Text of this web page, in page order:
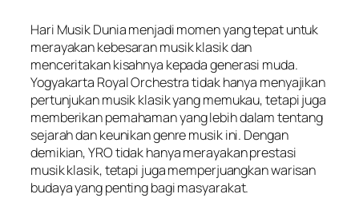
Hari Musik Dunia menjadi momen yang tepat untuk
merayakan kebesaran musik klasik dan
menceritakan kisahnya kepada generasi muda.
Yogyakarta Royal Orchestra tidak hanya menyajikan
pertunjukan musik klasik yang memukau, tetapi juga
memberikan pemahaman yang lebih dalam tentang
sejarah dan keunikan genre musik ini. Dengan
demikian, YRO tidak hanya merayakan prestasi
musik klasik, tetapi juga memperjuangkan warisan
budaya yang penting bagi masyarakat.